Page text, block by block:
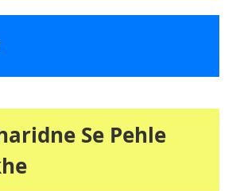
Se Pehle